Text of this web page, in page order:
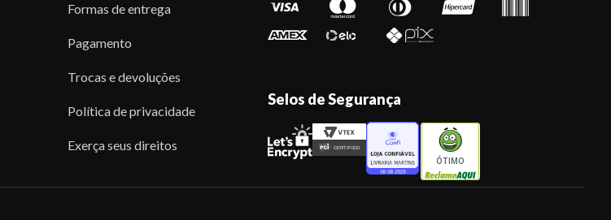
Formas de entrega
Pagamento
Trocas e devoluções
Política de privacidade
Exerça seus direitos
Selos de Segurança
ÓTIMO